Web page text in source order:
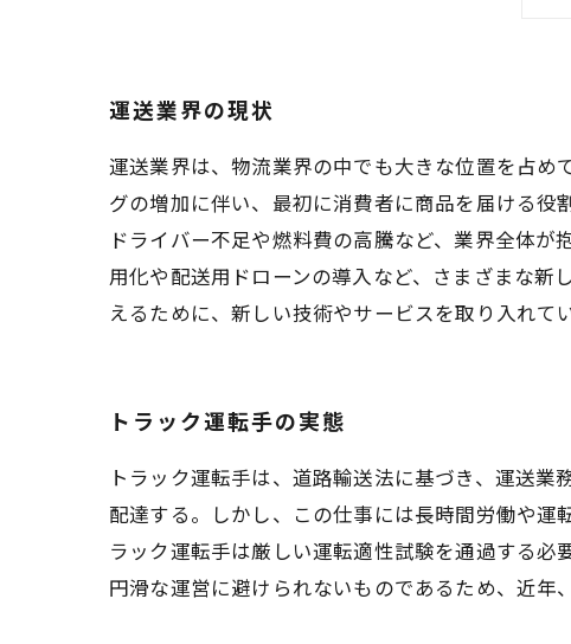
運送業界の現状
運送業界は、物流業界の中でも大きな位置を占
グの増加に伴い、最初に消費者に商品を届ける役
ドライバー不足や燃料費の高騰など、業界全体
用化や配送用ドローンの導入など、さまざまな
えるために、新しい技術やサービスを取り入れて
トラック運転手の実態
トラック運転手は、道路輸送法に基づき、運送
配達する。しかし、この仕事には長時間労働や
ラック運転手は厳しい運転適性試験を通過する
円滑な運営に避けられないものであるため、近年